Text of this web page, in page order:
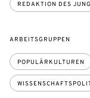
REDAKTION DES
ARBEITSGRUPPEN
POPULÄRKULTUREN